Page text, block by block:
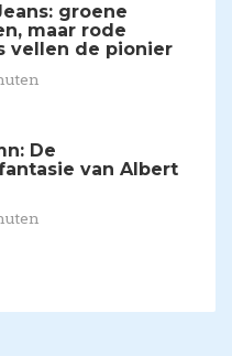
groene
maar rode
vellen de pionier
De
van Albert